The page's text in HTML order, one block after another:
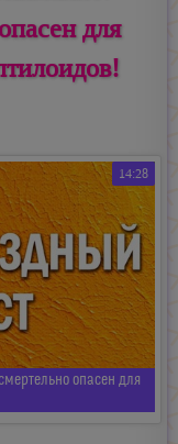
для
14:28
опасен для